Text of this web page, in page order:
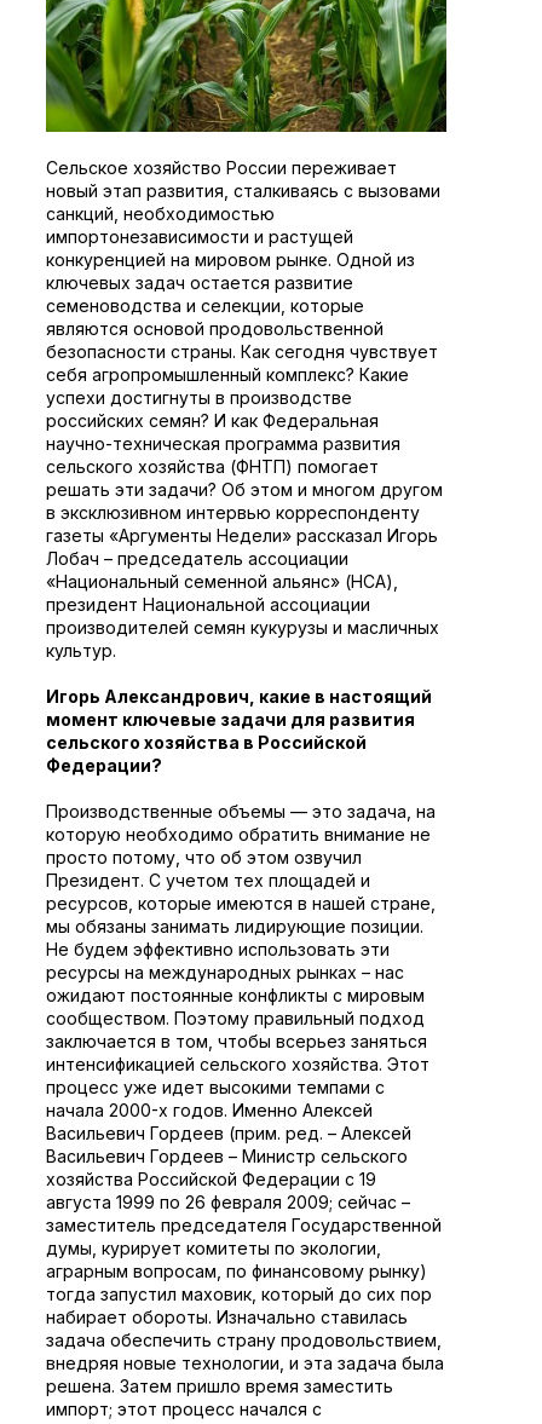
Сельское хозяйство России переживает
новый этап развития, сталкиваясь с вызовами
санкций, необходимостью
импортонезависимости и растущей
конкуренцией на мировом рынке. Одной из
ключевых задач остается развитие
семеноводства и селекции, которые
являются основой продовольственной
безопасности страны. Как сегодня чувствует
себя агропромышленный комплекс? Какие
успехи достигнуты в производстве
российских семян? И как Федеральная
научно-техническая программа развития
сельского хозяйства (ФНТП) помогает
решать эти задачи? Об этом и многом другом
в эксклюзивном интервью корреспонденту
газеты «Аргументы Недели» рассказал Игорь
Лобач – председатель ассоциации
«Национальный семенной альянс» (НСА),
президент Национальной ассоциации
производителей семян кукурузы и масличных
культур.
Игорь Александрович, какие в настоящий
момент ключевые задачи для развития
сельского хозяйства в Российской
Федерации?
Производственные объемы — это задача, на
которую необходимо обратить внимание не
просто потому, что об этом озвучил
Президент. С учетом тех площадей и
ресурсов, которые имеются в нашей стране,
мы обязаны занимать лидирующие позиции.
Не будем эффективно использовать эти
ресурсы на международных рынках – нас
ожидают постоянные конфликты с мировым
сообществом. Поэтому правильный подход
заключается в том, чтобы всерьез заняться
интенсификацией сельского хозяйства. Этот
процесс уже идет высокими темпами с
начала 2000-х годов. Именно Алексей
Васильевич Гордеев (прим. ред. – Алексей
Васильевич Гордеев – Министр сельского
хозяйства Российской Федерации с 19
августа 1999 по 26 февраля 2009; сейчас –
заместитель председателя Государственной
думы, курирует комитеты по экологии,
аграрным вопросам, по финансовому рынку)
тогда запустил маховик, который до сих пор
набирает обороты. Изначально ставилась
задача обеспечить страну продовольствием,
внедряя новые технологии, и эта задача была
решена. Затем пришло время заместить
импорт; этот процесс начался с